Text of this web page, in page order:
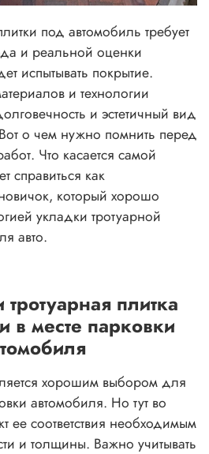
под автомобиль требует
и реальной оценки
испытывать покрытие.
и технологии
и эстетичный вид
о чем нужно помнить перед
Что касается самой
справиться как
который хорошо
укладки тротуарной
авто.
плитка
в месте парковки
хорошим выбором для
автомобиля. Но тут во
ее соответствия необходимым
и толщины. Важно учитывать